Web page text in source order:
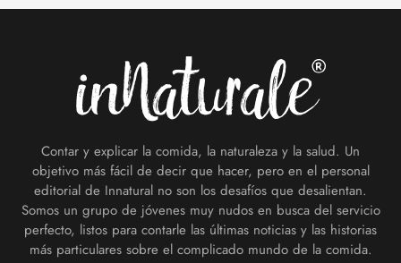
Contar y explicar la comida, la naturaleza y la salud. Un
objetivo más fácil de decir que hacer, pero en el personal
editorial de Innatural no son los desafíos que desalientan.
Somos un grupo de jóvenes muy nudos en busca del servicio
perfecto, listos para contarle las últimas noticias y las historias
más particulares sobre el complicado mundo de la comida.